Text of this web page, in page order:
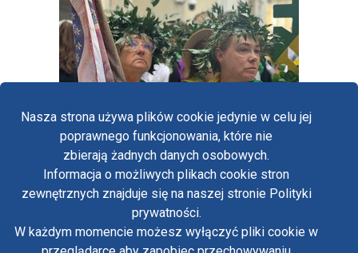
Nasza strona używa plików cookie jedynie w celu jej
poprawnego funkcjonowania, które nie
zbierają żadnych danych osobowych.
Informacja o możliwych plikach cookie stron
zewnętrznych znajduje się na naszej stronie Polityki
prywatności.
W każdym momencie możesz wyłączyć pliki cookie w
Polityka prywatności
Oświadczenie o dostępności